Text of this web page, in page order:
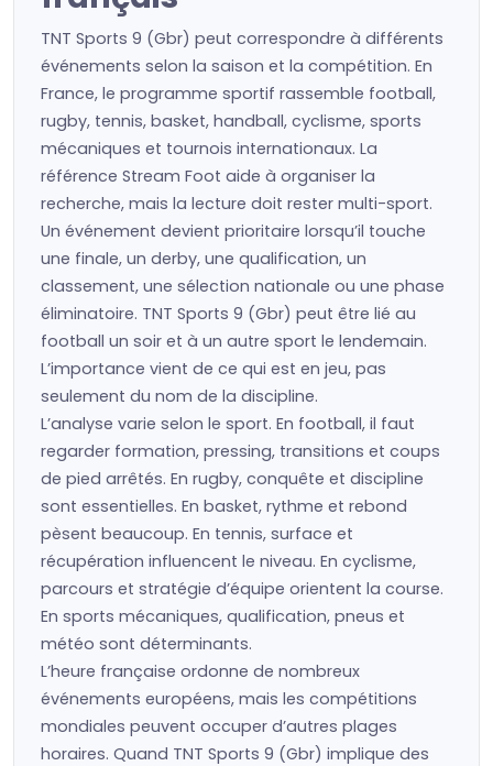
TNT Sports 9 (Gbr) peut correspondre à différents
événements selon la saison et la compétition. En
France, le programme sportif rassemble football,
rugby, tennis, basket, handball, cyclisme, sports
mécaniques et tournois internationaux. La
référence Stream Foot aide à organiser la
recherche, mais la lecture doit rester multi-sport.
Un événement devient prioritaire lorsqu’il touche
une finale, un derby, une qualification, un
classement, une sélection nationale ou une phase
éliminatoire. TNT Sports 9 (Gbr) peut être lié au
football un soir et à un autre sport le lendemain.
L’importance vient de ce qui est en jeu, pas
seulement du nom de la discipline.
L’analyse varie selon le sport. En football, il faut
regarder formation, pressing, transitions et coups
de pied arrêtés. En rugby, conquête et discipline
sont essentielles. En basket, rythme et rebond
pèsent beaucoup. En tennis, surface et
récupération influencent le niveau. En cyclisme,
parcours et stratégie d’équipe orientent la course.
En sports mécaniques, qualification, pneus et
météo sont déterminants.
L’heure française ordonne de nombreux
événements européens, mais les compétitions
mondiales peuvent occuper d’autres plages
horaires. Quand TNT Sports 9 (Gbr) implique des